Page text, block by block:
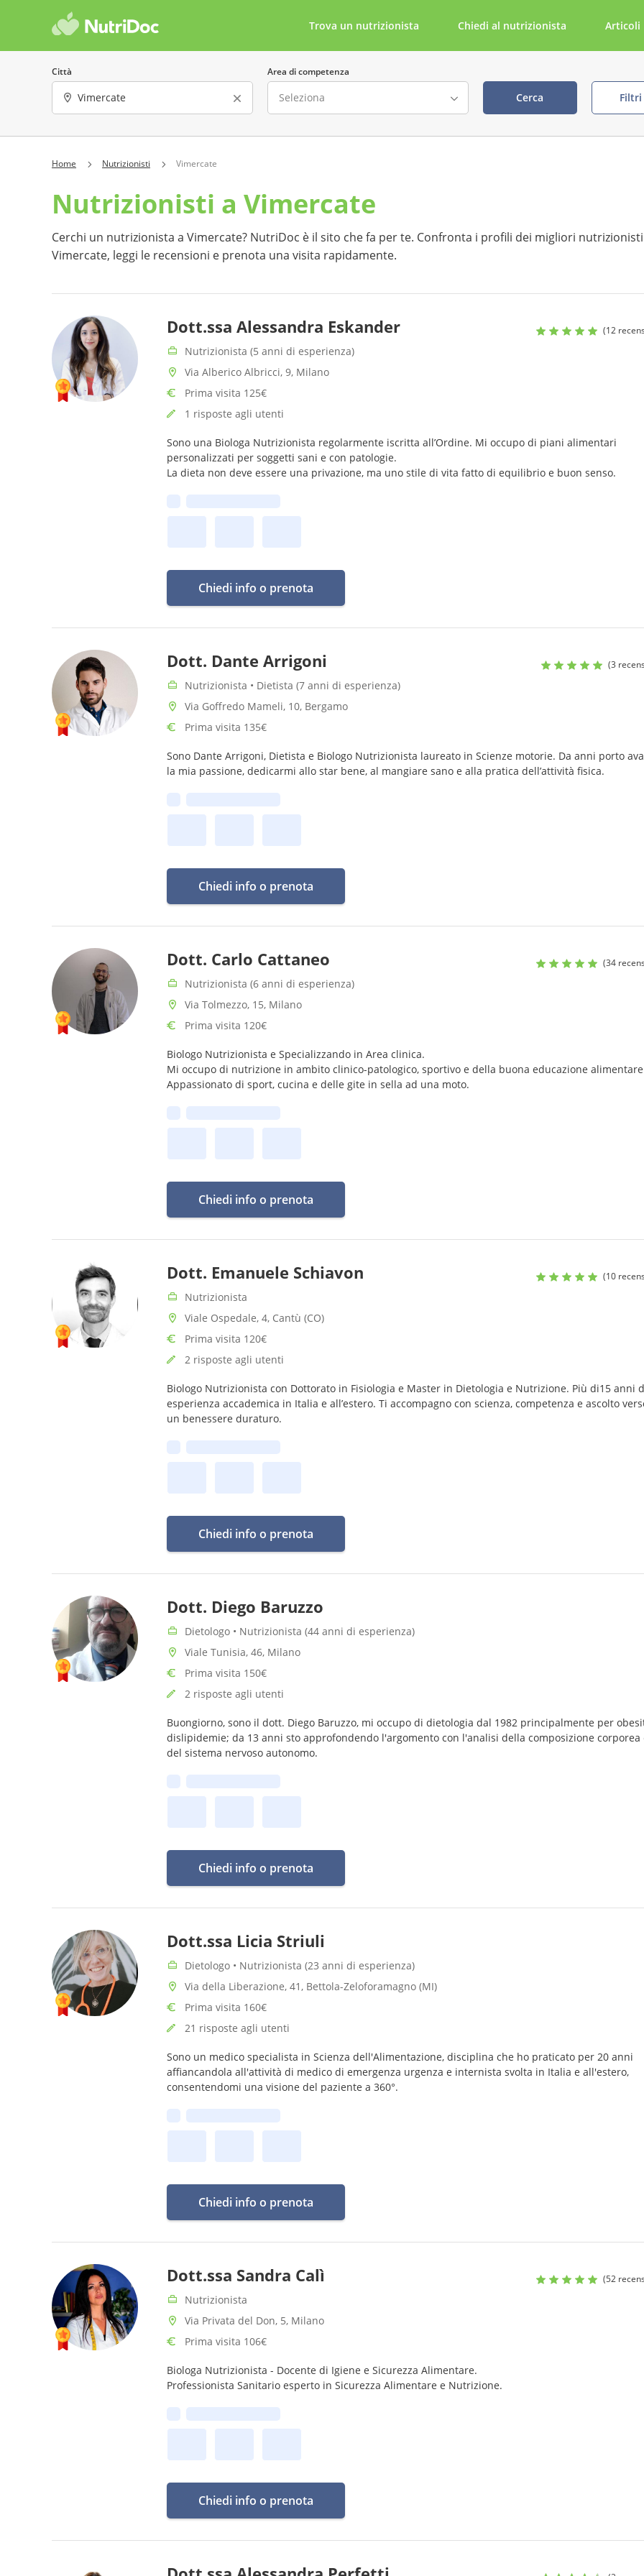
Trova un nutrizionista Chiedi al nutrizionista Articoli
Città Area di competenza
Cerca
Sesso Lingua parlata Cerca per parola chiave
Offre consulenze online
Costo della visita visibile
Ha almeno una recensione
Prenotabile tramite NutriDoc
Home Nutrizionisti Vimercate
Nutrizionisti a Vimercate
Cerchi un nutrizionista a Vimercate? NutriDoc è il sito che fa per te. Confronta i profili dei migliori
Vimercate, leggi le recensioni e prenota una visita rapidamente.
Dott.ssa Alessandra Eskander (12
Nutrizionista (5 anni di esperienza)
Via Alberico Albricci, 9, Milano
Prima visita 125€
1 risposte agli utenti
Sono una Biologa Nutrizionista regolarmente iscritta all’Ordine. Mi occupo di piani alimentari
personalizzati per soggetti sani e con patologie.
La dieta non deve essere una privazione, ma uno stile di vita fatto di equilibrio e buon senso.
Chiedi info o prenota
Dott. Dante Arrigoni (3
Nutrizionista • Dietista (7 anni di esperienza)
Via Goffredo Mameli, 10, Bergamo
Prima visita 135€
Sono Dante Arrigoni, Dietista e Biologo Nutrizionista laureato in Scienze motorie. Da anni porto
la mia passione, dedicarmi allo star bene, al mangiare sano e alla pratica dell’attività fisica.
Chiedi info o prenota
Dott. Carlo Cattaneo (34
Nutrizionista (6 anni di esperienza)
Via Tolmezzo, 15, Milano
Prima visita 120€
Biologo Nutrizionista e Specializzando in Area clinica.
Mi occupo di nutrizione in ambito clinico-patologico, sportivo e della buona educazione
Appassionato di sport, cucina e delle gite in sella ad una moto.
Chiedi info o prenota
Dott. Emanuele Schiavon (10
Nutrizionista
Viale Ospedale, 4, Cantù (CO)
Prima visita 120€
2 risposte agli utenti
Biologo Nutrizionista con Dottorato in Fisiologia e Master in Dietologia e Nutrizione. Più di15 anni
esperienza accademica in Italia e all’estero. Ti accompagno con scienza, competenza e ascolto
un benessere duraturo.
Chiedi info o prenota
Dott. Diego Baruzzo
Dietologo • Nutrizionista (44 anni di esperienza)
Viale Tunisia, 46, Milano
Prima visita 150€
2 risposte agli utenti
Buongiorno, sono il dott. Diego Baruzzo, mi occupo di dietologia dal 1982 principalmente per
dislipidemie; da 13 anni sto approfondendo l'argomento con l'analisi della composizione corporea
del sistema nervoso autonomo.
Chiedi info o prenota
Dott.ssa Licia Striuli
Dietologo • Nutrizionista (23 anni di esperienza)
Via della Liberazione, 41, Bettola-Zeloforamagno (MI)
Prima visita 160€
21 risposte agli utenti
Sono un medico specialista in Scienza dell'Alimentazione, disciplina che ho praticato per 20 anni
affiancandola all'attività di medico di emergenza urgenza e internista svolta in Italia e all'estero,
consentendomi una visione del paziente a 360°.
Chiedi info o prenota
Dott.ssa Sandra Calì (52
Nutrizionista
Via Privata del Don, 5, Milano
Prima visita 106€
Biologa Nutrizionista - Docente di Igiene e Sicurezza Alimentare.
Professionista Sanitario esperto in Sicurezza Alimentare e Nutrizione.
Chiedi info o prenota